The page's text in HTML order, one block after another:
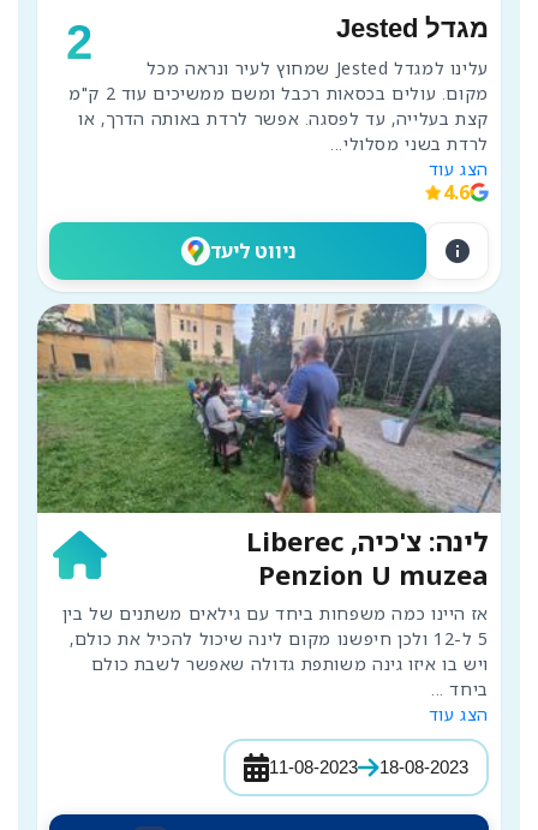
2 מגדל Jested
עלינו למגדל Jested שמחוץ לעיר ונראה מכל
קצת בעלייה, עד לפסגה. אפשר לרדת באותה הדרך, או
לרדת בשני מסלולי...
הצג עוד
4.6
ניווט ליעד info
לינה: צ'כיה, Liberec
Penzion U muzea
ביחד ...
הצג עוד
11-08-2023 18-08-2023